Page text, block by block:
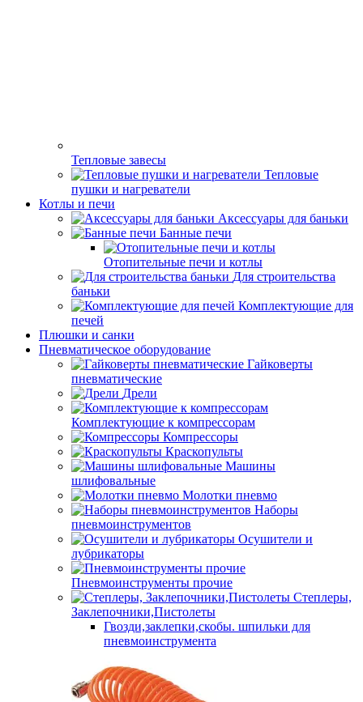
Тепловые завесы
Тепловые
пушки и нагреватели
Котлы и печи
Аксессуары для баньки
Банные печи
Отопительные печи и котлы
Для строительства
баньки
Комплектующие для
печей
Плюшки и санки
Пневматическое оборудование
Гайковерты
пневматические
Дрели
Комплектующие к компрессорам
Компрессоры
Краскопульты
Машины
шлифовальные
Молотки пневмо
Наборы
пневмоинструментов
Осушители и
лубрикаторы
Пневмоинструменты прочие
Степлеры,
Заклепочники,Пистолеты
Гвозди,заклепки,скобы. шпильки для
пневмоинструмента